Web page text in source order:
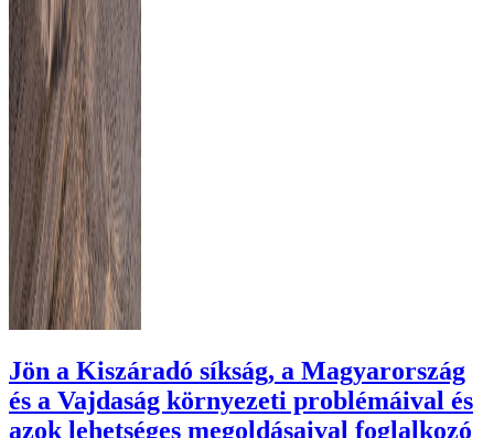
Jön a Kiszáradó síkság, a Magyarország
és a Vajdaság környezeti problémáival és
azok lehetséges megoldásaival foglalkozó